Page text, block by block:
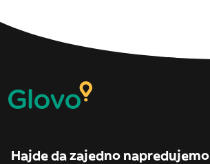
Hajde da zajedno napredujemo